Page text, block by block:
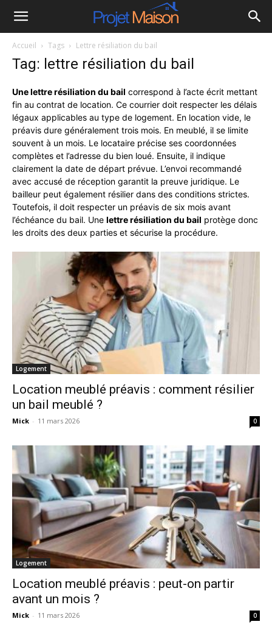
Projet
maison
Accueil Tags Lettre résiliation du bail
Tag: lettre résiliation du bail
Une lettre résiliation du bail correspond à l’acte écrit mettant
fin au contrat de location. Ce courrier doit respecter les délais
légaux applicables au type de logement. En location vide, le
préavis dure généralement trois mois. En meublé, il se limite
souvent à un mois. Le locataire précise ses coordonnées
complètes et l’adresse du bien loué. Ensuite, il indique
clairement la date de départ prévue. L’envoi recommandé
avec accusé de réception garantit la preuve juridique. Le
bailleur peut également résilier dans des conditions strictes.
Toutefois, il doit respecter un préavis de six mois avant
l’échéance du bail. Une lettre résiliation du bail protège donc
les droits des deux parties et sécurise la procédure.
Logement
Location meublé préavis : comment résilier
un bail meublé ?
Mick - 11 mars 2026 0
Logement
Location meublé préavis : peut-on partir
avant un mois ?
Mick - 11 mars 2026 0